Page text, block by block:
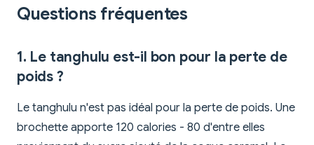
Questions fréquentes
1. Le tanghulu est-il bon pour la perte de
poids ?
Le tanghulu n'est pas idéal pour la perte de poids. Une
brochette apporte 120 calories - 80 d'entre elles